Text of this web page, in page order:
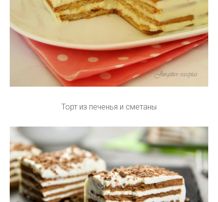
Торт из печенья и сметаны